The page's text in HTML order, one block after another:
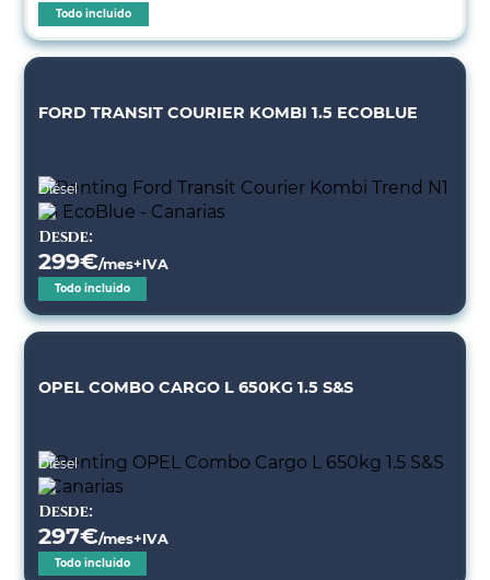
Todo incluido
FORD TRANSIT COURIER KOMBI 1.5 ECOBLUE
Diésel
Desde:
299€/mes+IVA
Todo incluido
OPEL COMBO CARGO L 650KG 1.5 S&S
Diésel
Desde:
297€/mes+IVA
Todo incluido